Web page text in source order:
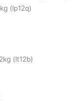
(lp12q)
(lt12b)